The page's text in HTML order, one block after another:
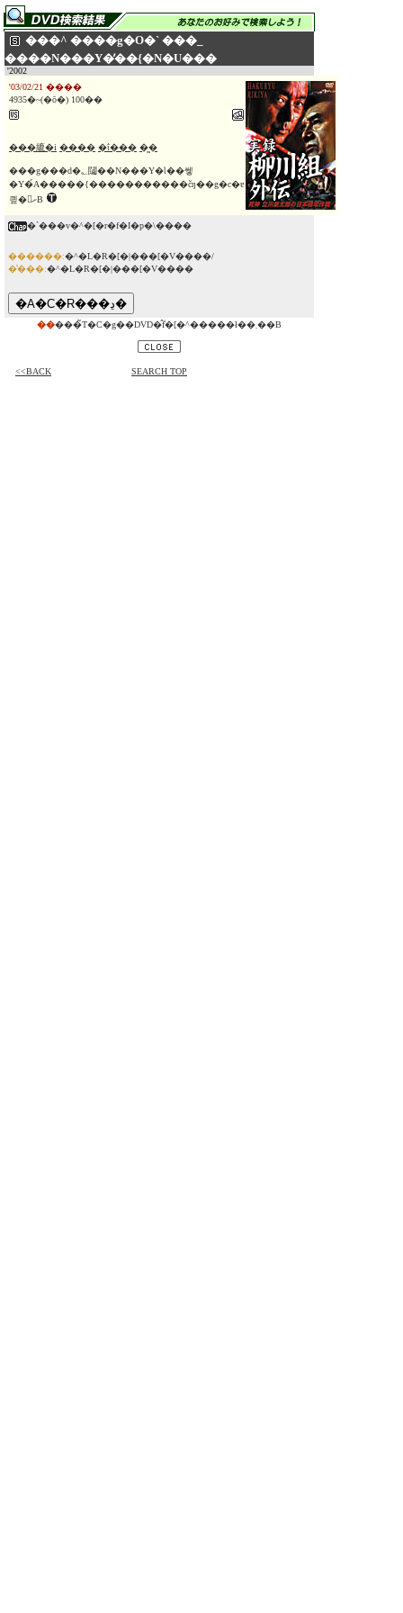
���^ ����g�O�` ���_
����N���Y�̓��{�N�U���
'2002
'03/02/21 ����
4935�~(�ō�) 100��
���䌒�i ���� �ΐ��� �͖�
���g���d�؂闧��N���Y�Ɩ��쎟
�Y�́A�����{�����������čŋ��g�c�ɐ
킢�𒧂ށB
�`���v�^�[�r�f�I�p�\����
������:�^�L�R�[�|���[�V����/
�̔���:�^�L�R�[�|���[�V����
�� ���̃T�C�g��DVD�̂݃f�[�^�����ł��܂��B
<<BACK SEARCH TOP